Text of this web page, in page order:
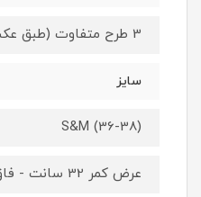
3 طرح متفاوت (طبق عکس)
سایز
S&M (36-38)
عرض کمر 32 سانت - فاق 22 سانت